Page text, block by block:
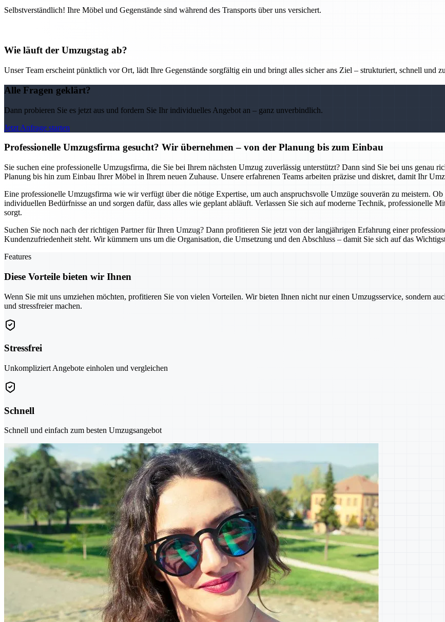
Selbstverständlich! Ihre Möbel und Gegenstände sind während des Transports über uns versichert.
Wie läuft der Umzugstag ab?
Unser Team erscheint pünktlich vor Ort, lädt Ihre Gegenstände sorgfältig ein und bringt alles sicher ans Ziel – strukturiert, schnell und
Alle Fragen geklärt?
Dann probieren Sie es jetzt aus und fordern Sie Ihr individuelles Angebot an – ganz unverbindlich.
Jetzt Anfrage starten
Professionelle Umzugsfirma gesucht? Wir übernehmen – von der Planung bis zum Einbau
Sie suchen eine professionelle Umzugsfirma, die Sie bei Ihrem nächsten Umzug zuverlässig unterstützt? Dann sind Sie bei uns genau
Planung bis hin zum Einbau Ihrer Möbel in Ihrem neuen Zuhause. Unsere erfahrenen Teams arbeiten präzise und diskret, damit Ihr
Eine professionelle Umzugsfirma wie wir verfügt über die nötige Expertise, um auch anspruchsvolle Umzüge souverän zu meistern.
individuellen Bedürfnisse an und sorgen dafür, dass alles wie geplant abläuft. Verlassen Sie sich auf moderne Technik, professionelle
sorgt.
Suchen Sie noch nach der richtigen Partner für Ihren Umzug? Dann profitieren Sie jetzt von der langjährigen Erfahrung einer
Kundenzufriedenheit steht. Wir kümmern uns um die Organisation, die Umsetzung und den Abschluss – damit Sie sich auf das
Features
Diese Vorteile bieten wir Ihnen
Wenn Sie mit uns umziehen möchten, profitieren Sie von vielen Vorteilen. Wir bieten Ihnen nicht nur einen Umzugsservice, sondern
und stressfreier machen.
Stressfrei
Unkompliziert Angebote einholen und vergleichen
Schnell
Schnell und einfach zum besten Umzugsangebot